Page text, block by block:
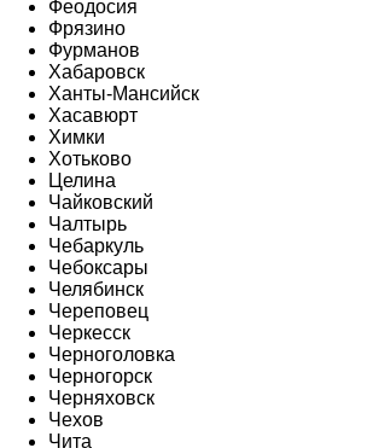
Феодосия
Фрязино
Фурманов
Хабаровск
Ханты-Мансийск
Хасавюрт
Химки
Хотьково
Целина
Чайковский
Чалтырь
Чебаркуль
Чебоксары
Челябинск
Череповец
Черкесск
Черноголовка
Черногорск
Черняховск
Чехов
Чита